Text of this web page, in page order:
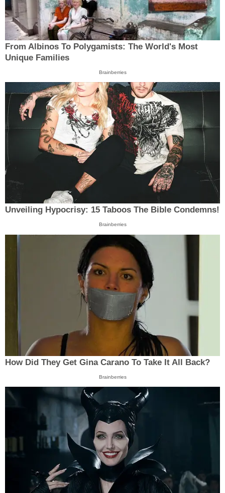
From Albinos To Polygamists: The World's Most
Unique Families
Brainberries
Unveiling Hypocrisy: 15 Taboos The Bible Condemns!
Brainberries
How Did They Get Gina Carano To Take It All Back?
Brainberries